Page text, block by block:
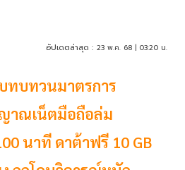
อัปเดตล่าสุด : 23 พ.ค. 68 | 03:20 น.
ทบทวนมาตรการ
าณเน็ตมือถือล่ม
นาที ดาต้าฟรี 10 GB